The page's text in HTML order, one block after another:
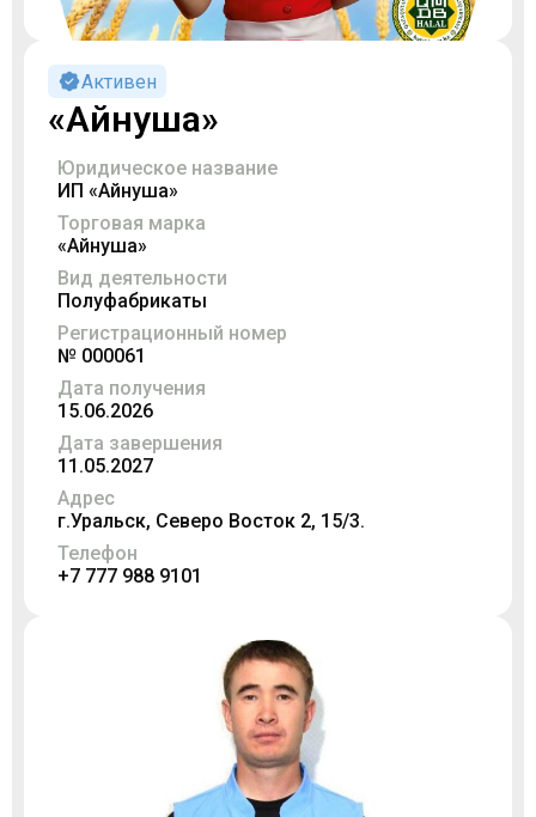
Активен
«Айнуша»
Юридическое название
ИП «Айнуша»
Торговая марка
«Айнуша»
Вид деятельности
Полуфабрикаты
Регистрационный номер
№ 000061
Дата получения
15.06.2026
Дата завершения
11.05.2027
Адрес
г.Уральск, Северо Восток 2, 15/3.
Телефон
+7 777 988 9101